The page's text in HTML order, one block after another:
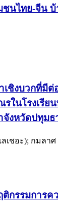
นไทย-จีน บ้
เชิงบวกที่มีต่
ในโรงเรีย
งหวัดปทุมธ
เชอะ); กมลา
ติกรรมการค